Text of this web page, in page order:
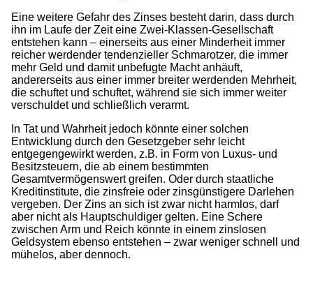
Eine weitere Gefahr des Zinses besteht darin, dass durch
ihn im Laufe der Zeit eine Zwei-Klassen-Gesellschaft
entstehen kann – einerseits aus einer Minderheit immer
reicher werdender tendenzieller Schmarotzer, die immer
mehr Geld und damit unbefugte Macht anhäuft,
andererseits aus einer immer breiter werdenden Mehrheit,
die schuftet und schuftet, während sie sich immer weiter
verschuldet und schließlich verarmt.
In Tat und Wahrheit jedoch könnte einer solchen
Entwicklung durch den Gesetzgeber sehr leicht
entgegengewirkt werden, z.B. in Form von Luxus- und
Besitzsteuern, die ab einem bestimmten
Gesamtvermögenswert greifen. Oder durch staatliche
Kreditinstitute, die zinsfreie oder zinsgünstigere Darlehen
vergeben. Der Zins an sich ist zwar nicht harmlos, darf
aber nicht als Hauptschuldiger gelten. Eine Schere
zwischen Arm und Reich könnte in einem zinslosen
Geldsystem ebenso entstehen – zwar weniger schnell und
mühelos, aber dennoch.